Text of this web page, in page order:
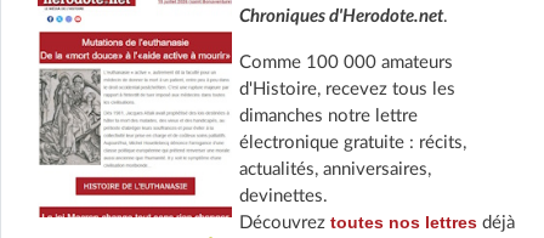
Chroniques d'Herodote.net.
Comme 100 000 amateurs
d'Histoire, recevez tous les
dimanches notre lettre
électronique gratuite : récits,
actualités, anniversaires,
devinettes.
Découvrez toutes nos lettresdéjà